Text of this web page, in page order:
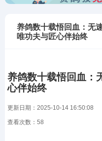
养鸽数十载悟回血：无
唯功夫与匠心伴始终
养鸽数十载悟回血：
心伴始终
更新日期：2025-10-14 16:50:08
查看次数： 58